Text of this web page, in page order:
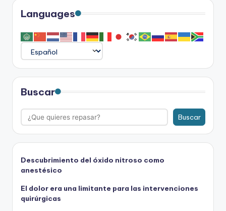
Languages
Buscar
Buscar
Descubrimiento del óxido nitroso como
anestésico
El dolor era una limitante para las intervenciones
quirúrgicas